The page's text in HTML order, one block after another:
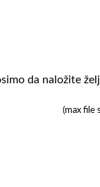
da naložite
(max file